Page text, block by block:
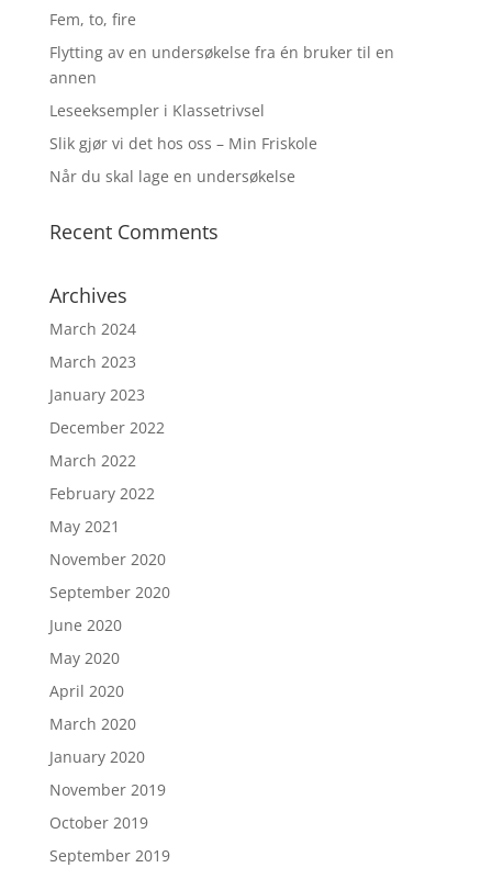
Fem, to, fire
Flytting av en undersøkelse fra én bruker til en
annen
Leseeksempler i Klassetrivsel
Slik gjør vi det hos oss – Min Friskole
Når du skal lage en undersøkelse
Recent Comments
Archives
March 2024
March 2023
January 2023
December 2022
March 2022
February 2022
May 2021
November 2020
September 2020
June 2020
May 2020
April 2020
March 2020
January 2020
November 2019
October 2019
September 2019